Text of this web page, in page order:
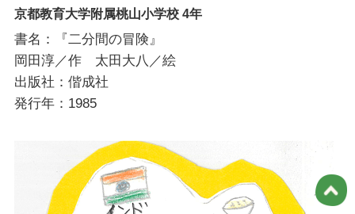
京都教育大学附属桃山小学校 4年
書名：『二分間の冒険』
岡田淳／作 太田大八／絵
出版社：偕成社
発行年：1985